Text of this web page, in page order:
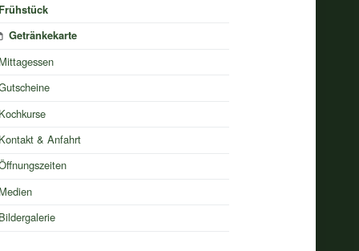
Frühstück
Getränkekarte
Mittagessen
Kochkurse
Kontakt & Anfahrt
Medien
Bildergalerie